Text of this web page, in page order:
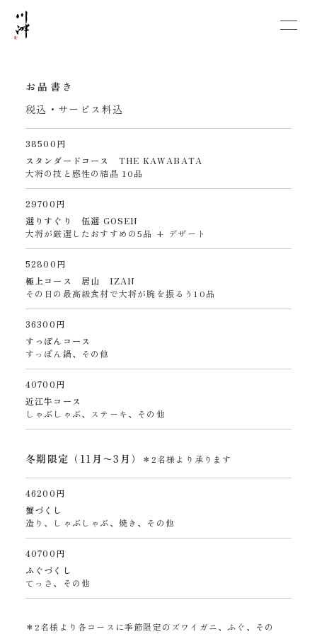
お品書き
税込・サービス料込
38500円
スタンダードコース THE KAWABATA
大将の技と感性の結晶 10品
29700円
選りすぐり 伍選 GOSEN
大将が厳選したおすすめの5品 + デザート
52800円
極上コース 居山 IZAN
その日の最高級食材で大将が腕を振るう10品
36300円
すっぽんコース
すっぽん鍋、その他
40700円
近江牛コース
しゃぶしゃぶ、ステーキ、その他
冬期限定（11月〜3月） ＊2名様より承ります
46200円
蟹づくし
造り、しゃぶしゃぶ、焼き、その他
40700円
ふぐづくし
てっさ、その他
＊2名様より各コースに季節限定のズワイガニ、ふぐ、その